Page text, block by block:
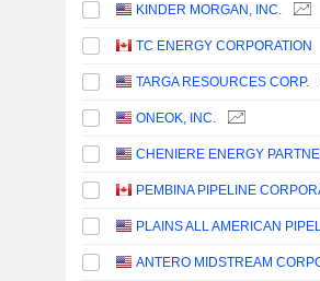
KINDER MORGAN, INC.
TC ENERGY CORPORATION
TARGA RESOURCES CORP.
ONEOK, INC.
CHENIERE ENERGY
PEMBINA PIPELINE
PLAINS ALL AMERICAN
ANTERO MIDSTREAM